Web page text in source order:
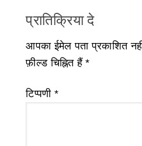
प्रातिक्रिया दे
आपका ईमेल पता प्रकाशित
फ़ील्ड चिह्नित हैं*
टिप्पणी *